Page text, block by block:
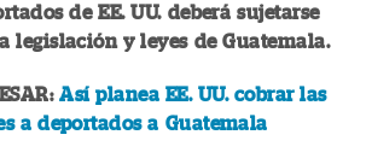
de EE. UU. deberá sujetarse
legislación y leyes de Guatemala.
Así planea EE. UU. cobrar las
a deportados a Guatemala